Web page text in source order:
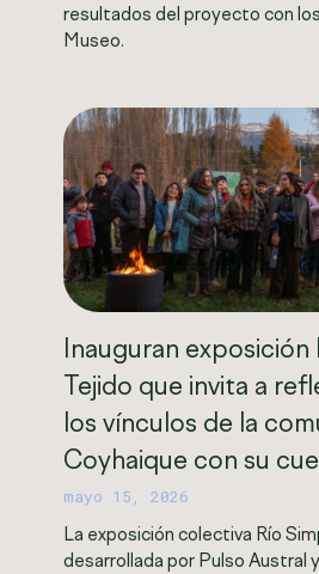
resultados del proyecto con
Museo.
Inauguran
Tejido que invita a
los vínculos de la
Coyhaique con su
mayo 15, 2026
La exposición colectiva Río
desarrollada por Pulso Austral